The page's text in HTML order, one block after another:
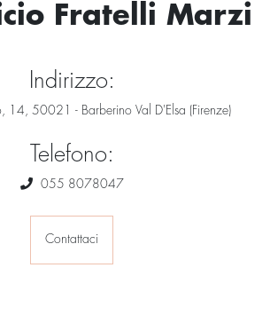
Fratelli Marzi
Indirizzo:
14, 50021 - Barberino Val D'Elsa (Firenze)
Telefono:
055 8078047
Contattaci